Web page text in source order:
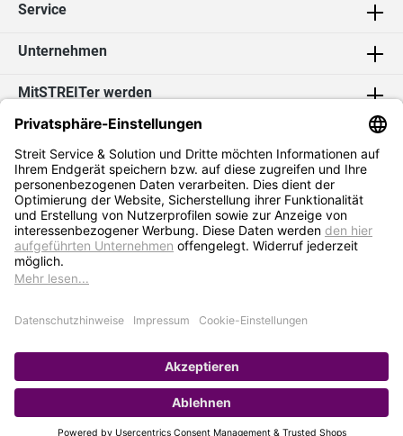
Service
Unternehmen
MitSTREITer werden
Kontakt
Social Media
* Alle Preise exkl. MwSt. zzgl.Versandkosten
Impressum
Hinweisgebersystem
Erklärung zur Barrierefreiheit
Verkauf nur an Selbstständige / Gewerbetreibende. Kein Verkauf an
Privat. Preise gelten nur bei Bestellung im Online-Shop